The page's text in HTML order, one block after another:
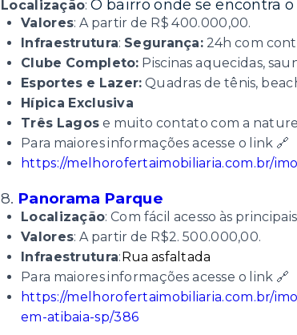
Localização:O bairro onde se encontra
Valores: A partir de R$ 400.000,00.
Infraestrutura: Segurança: 24h com
Clube Completo: Piscinas aquecidas,
Esportes e Lazer: Quadras de tênis,
Hípica Exclusiva
Três Lagos e muito contato com a
Para maiores informações acesse o link 🔗
https://melhorofertaimobiliaria.com.br/
8. Panorama Parque
Localização: Com fácil acesso às
Valores: A partir de R$2. 500.000,00.
Infraestrutura:Rua asfaltada
Para maiores informações acesse o link 🔗
https://melhorofertaimobiliaria.com.br/
em-atibaia-sp/386